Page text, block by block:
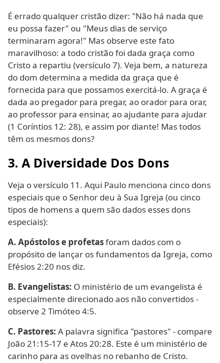
É errado qualquer cristão dizer: "Não há nada que
eu possa fazer" ou "Meus dias de serviço
terminaram agora!" Mas observe este fato
maravilhoso: a todo cristão foi dada graça como
Cristo a repartiu (versículo 7). Veja bem, a natureza
do dom determina a medida da graça que é
fornecida para que possamos exercitá-lo. A graça é
dada ao pregador para pregar, ao orador para orar,
ao professor para ensinar, ao ajudante para ajudar
(1 Coríntios 12: 28), e assim por diante! Mas todos
têm os mesmos dons?
3. A Diversidade Dos Dons
Veja o versículo 11. Aqui Paulo menciona cinco dons
especiais que o Senhor deu à Sua Igreja (ou cinco
tipos de homens a quem são dados esses dons
especiais):
A. Apóstolos e profetasforam dados com o
propósito de lançar os fundamentos da Igreja, como
Efésios 2:20 nos diz.
B. Evangelistas: O ministério de um evangelista é
especialmente direcionado aos não convertidos -
observe 2 Timóteo 4:5.
C. Pastores: A palavra significa "pastores" - compare
João 21:15-17 e Atos 20:28. Este é um ministério de
carinho para as ovelhas no rebanho de Cristo.